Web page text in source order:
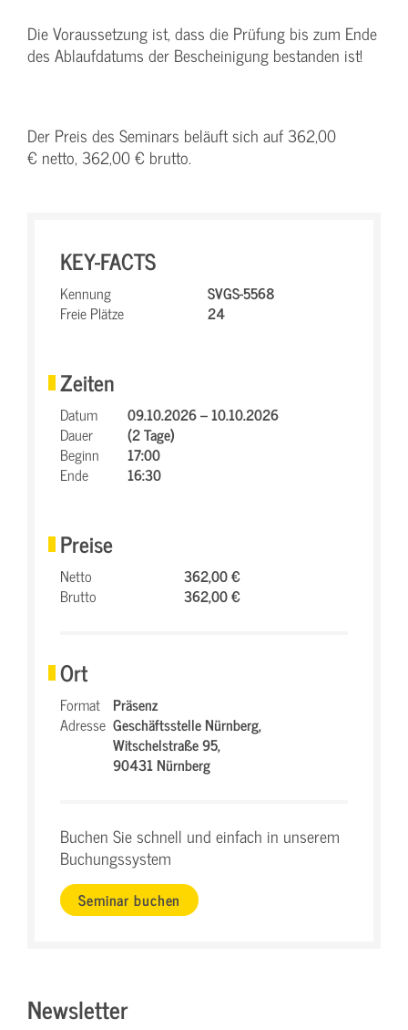
Die Voraussetzung ist, dass die Prüfung bis zum Ende
des Ablaufdatums der Bescheinigung bestanden ist!
Der Preis des Seminars beläuft sich auf 362,00
€ netto, 362,00 € brutto.
KEY-FACTS
Kennung
SVGS-5568
Freie Plätze
24
Zeiten
Datum
09.10.2026 – 10.10.2026
Dauer
(2 Tage)
Beginn
17:00
Ende
16:30
Preise
Netto
362,00 €
Brutto
362,00 €
Ort
Format Präsenz
Adresse Geschäftsstelle Nürnberg,
Witschelstraße 95,
90431 Nürnberg
Buchen Sie schnell und einfach in unserem
Buchungssystem
Seminar buchen
Newsletter